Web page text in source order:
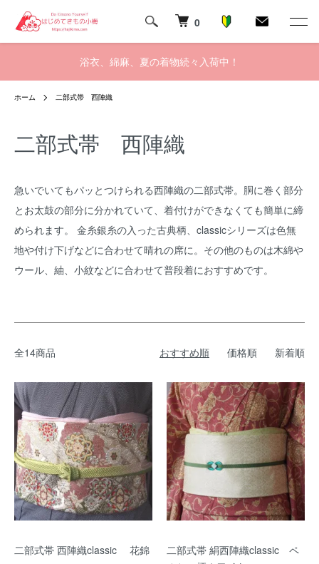
0
浴衣、綿麻、夏の着物続々入荷中！
ホーム 二部式帯 西陣織
二部式帯 西陣織
急いでいてもパッとつけられる西陣織の二部式帯。胴に巻く部分
とお太鼓の部分に分かれていて、着付けができなくても簡単に締
められます。 金糸銀糸の入った古典柄、classicシリーズは色無
地や付け下げなどに合わせて晴れの席に。その他のものは木綿や
ウール、紬、小紋などに合わせて普段着におすすめです。
全14商品 おすすめ順 価格順 新着順
二部式帯 西陣織classic 花錦
二部式帯 絹西陣織classic ペ